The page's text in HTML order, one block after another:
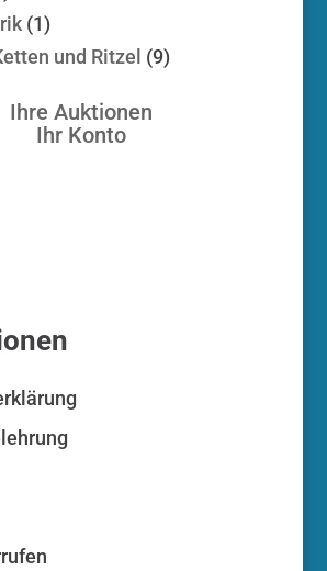
Produkte
11
Produkt
und Ritzel 99
Ihre Auktionen
Ihr Konto